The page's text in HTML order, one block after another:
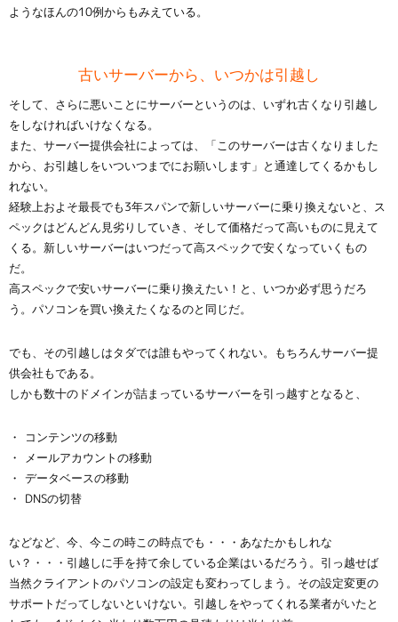
ようなほんの10例からもみえている。
古いサーバーから、いつかは引越し
そして、さらに悪いことにサーバーというのは、いずれ古くなり引越し
をしなければいけなくなる。
また、サーバー提供会社によっては、「このサーバーは古くなりました
から、お引越しをいついつまでにお願いします」と通達してくるかもし
れない。
経験上およそ最長でも3年スパンで新しいサーバーに乗り換えないと、ス
ペックはどんどん見劣りしていき、そして価格だって高いものに見えて
くる。新しいサーバーはいつだって高スペックで安くなっていくもの
だ。
高スペックで安いサーバーに乗り換えたい！と、いつか必ず思うだろ
う。パソコンを買い換えたくなるのと同じだ。
でも、その引越しはタダでは誰もやってくれない。もちろんサーバー提
供会社もである。
しかも数十のドメインが詰まっているサーバーを引っ越すとなると、
コンテンツの移動
メールアカウントの移動
データベースの移動
DNSの切替
などなど、今、今この時この時点でも・・・あなたかもしれな
い？・・・引越しに手を持て余している企業はいるだろう。引っ越せば
当然クライアントのパソコンの設定も変わってしまう。その設定変更の
サポートだってしないといけない。引越しをやってくれる業者がいたと